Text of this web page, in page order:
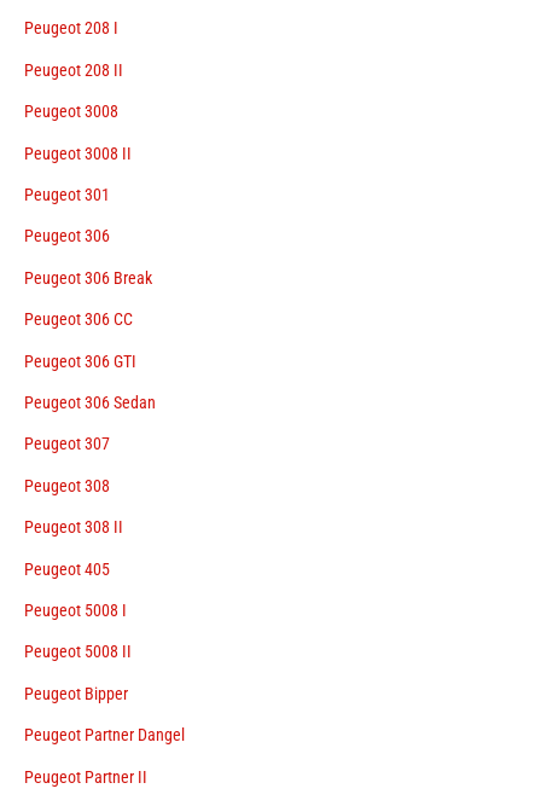
Peugeot 208 I
Peugeot 208 II
Peugeot 3008
Peugeot 3008 II
Peugeot 301
Peugeot 306
Peugeot 306 Break
Peugeot 306 CC
Peugeot 306 GTI
Peugeot 306 Sedan
Peugeot 307
Peugeot 308
Peugeot 308 II
Peugeot 405
Peugeot 5008 I
Peugeot 5008 II
Peugeot Bipper
Peugeot Partner Dangel
Peugeot Partner II